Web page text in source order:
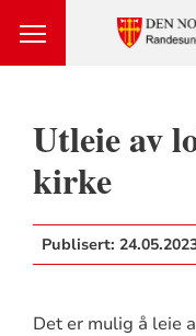
Utleie av
kirke
Publisert:
Det er mulig å leie